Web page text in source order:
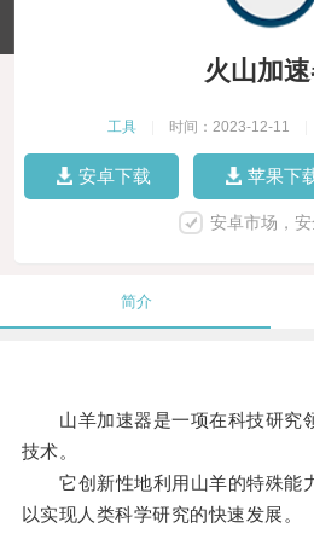
火山加
工具 时间：2023-12-11
安卓下载 苹果下
安卓市场，
简介
山羊加速器是一项在科技研究
技术。
它创新性地利用山羊的特殊能力
以实现人类科学研究的快速发展。